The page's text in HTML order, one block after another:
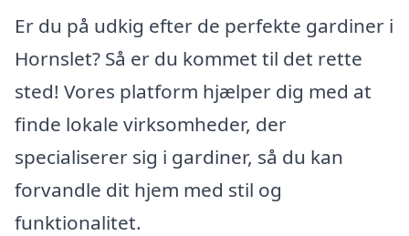
Er du på udkig efter de perfekte gardiner i
Hornslet? Så er du kommet til det rette
sted! Vores platform hjælper dig med at
finde lokale virksomheder, der
specialiserer sig i gardiner, så du kan
forvandle dit hjem med stil og
funktionalitet.